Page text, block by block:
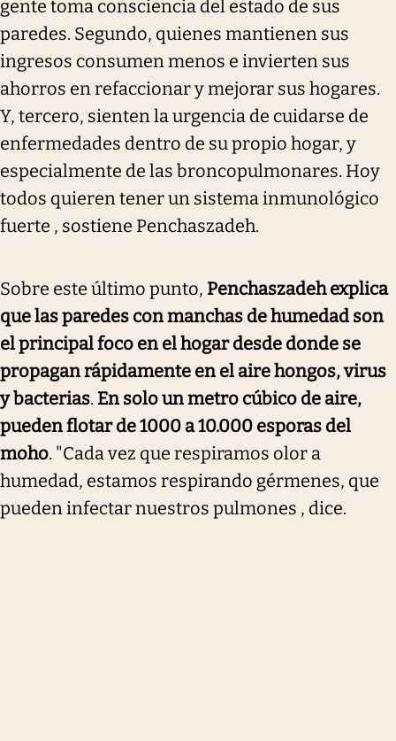
gente toma consciencia del estado de sus
paredes. Segundo, quienes mantienen sus
ingresos consumen menos e invierten sus
ahorros en refaccionar y mejorar sus hogares.
Y, tercero, sienten la urgencia de cuidarse de
enfermedades dentro de su propio hogar, y
especialmente de las broncopulmonares. Hoy
todos quieren tener un sistema inmunológico
fuerte , sostiene Penchaszadeh.
Sobre este último punto, Penchaszadeh explica
que las paredes con manchas de humedad son
el principal foco en el hogar desde donde se
propagan rápidamente en el aire hongos, virus
y bacterias. En solo un metro cúbico de aire,
pueden flotar de 1000 a 10.000 esporas del
moho. "Cada vez que respiramos olor a
humedad, estamos respirando gérmenes, que
pueden infectar nuestros pulmones , dice.